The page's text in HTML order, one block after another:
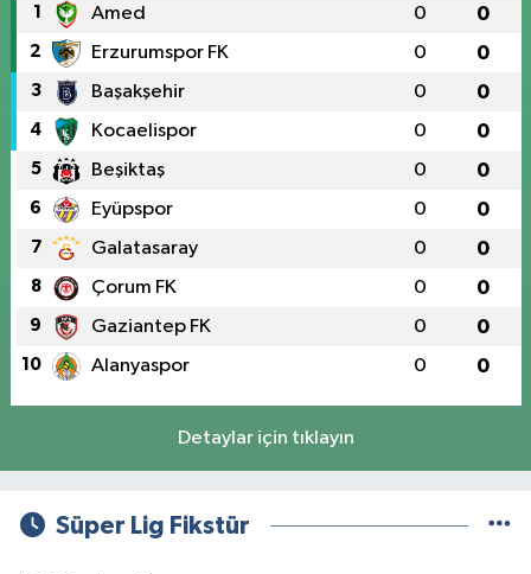
1 Amed 0 0
2 Erzurumspor FK 0 0
3 Başakşehir 0 0
4 Kocaelispor 0 0
5 Beşiktaş 0 0
6 Eyüpspor 0 0
7 Galatasaray 0 0
8 Çorum FK 0 0
9 Gaziantep FK 0 0
10 Alanyaspor 0 0
Detaylar için tıklayın
Süper Lig Fikstür